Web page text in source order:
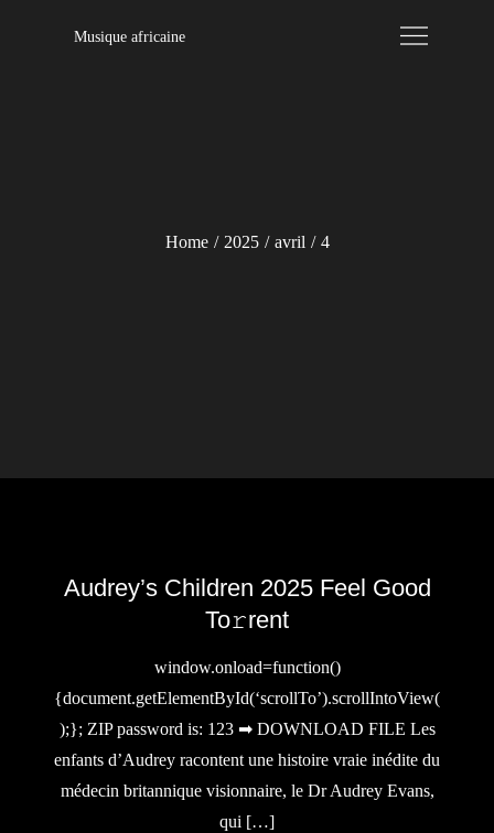
Musique africaine
Home 2025 avril 4
Audrey’s Children 2025 Feel Good
To𝚛rent
window.onload=function()
{document.getElementById(‘scrollTo’).scrollIntoView(
);}; ZIP password is: 123 ➡ DOWNLOAD FILE Les
enfants d’Audrey racontent une histoire vraie inédite du
médecin britannique visionnaire, le Dr Audrey Evans,
qui […]